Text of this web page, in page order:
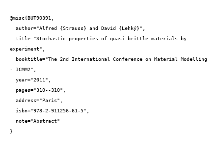
@misc{BUT90391,
experiment",
- ICMM2",
}